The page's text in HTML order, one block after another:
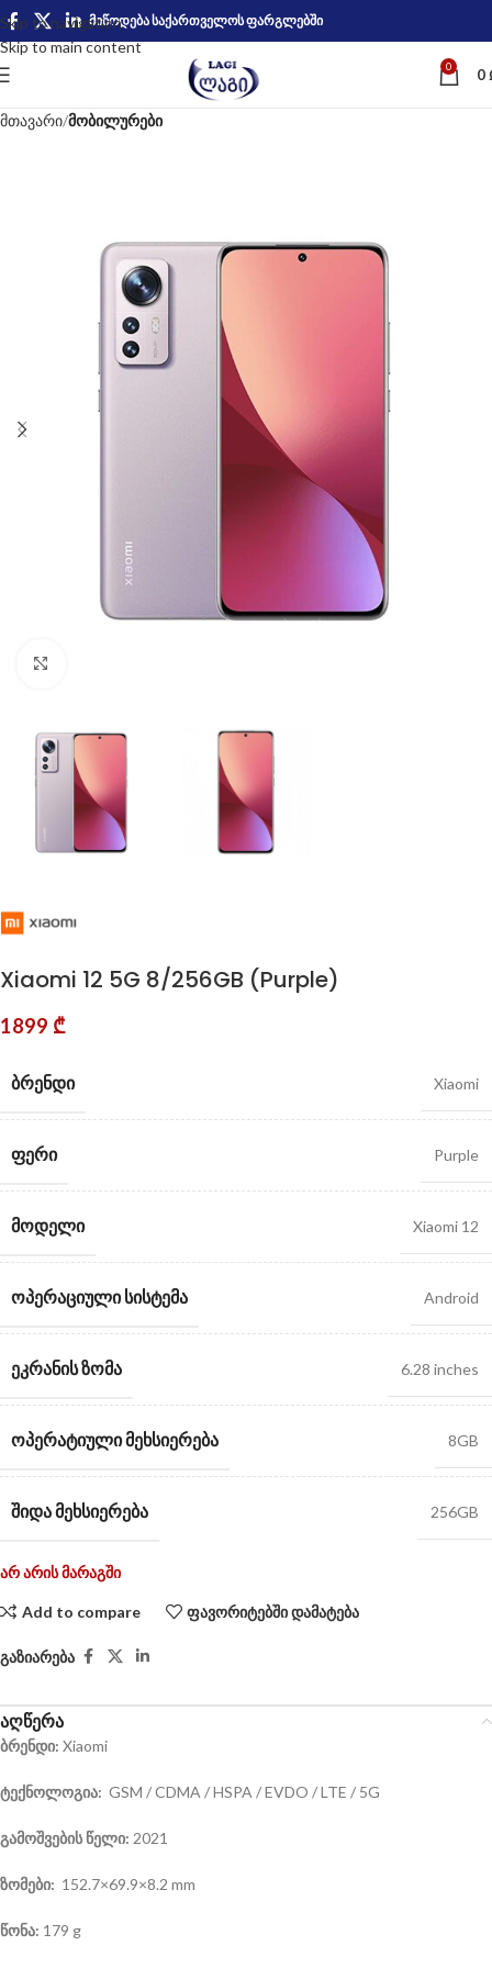
Skip to navigation
Skip to main content
მიწოდება საქართველოს ფარგლებში
0 0
მთავარი მობილურები
Xiaomi 12 5G 8/256GB (Purple)
1899 ₾
ᲑᲠᲔᲜᲓᲘ Xiaomi
ᲤᲔᲠᲘ Purple
ᲛᲝᲓᲔᲚᲘ Xiaomi 12
ᲝᲞᲔᲠᲐᲪᲘᲣᲚᲘ ᲡᲘᲡᲢᲔᲛᲐ Android
ᲔᲙᲠᲐᲜᲘᲡ ᲖᲝᲛᲐ 6.28 inches
ᲝᲞᲔᲠᲐᲢᲘᲣᲚᲘ ᲛᲔᲮᲡᲘᲔᲠᲔᲑᲐ 8GB
ᲨᲘᲓᲐ ᲛᲔᲮᲡᲘᲔᲠᲔᲑᲐ 256GB
არ არის მარაგში
Add to compare ფავორიტებში დამატება
გაზიარება
აღწერა
ბრენდი: Xiaomi
ტექნოლოგია: GSM / CDMA / HSPA / EVDO / LTE / 5G
გამოშვების წელი: 2021
ზომები: 152.7×69.9×8.2 mm
წონა: 179 g